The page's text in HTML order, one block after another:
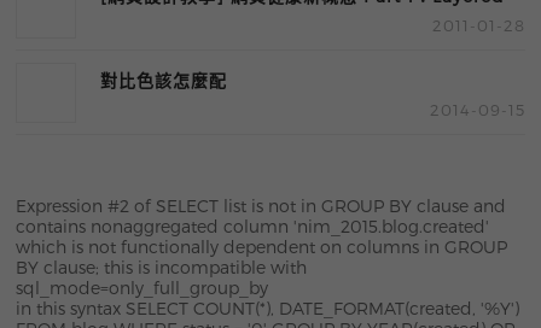
2011-01-28
對比色該怎麼配
2014-09-15
Expression #2 of SELECT list is not in GROUP BY clause and
contains nonaggregated column 'nim_2015.blog.created'
which is not functionally dependent on columns in GROUP
BY clause; this is incompatible with
sql_mode=only_full_group_by
in this syntax SELECT COUNT(*), DATE_FORMAT(created, '%Y')